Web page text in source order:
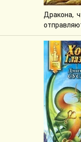
Дракона,